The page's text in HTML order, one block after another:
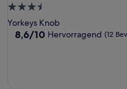
3.5-
Sterne-
Unterkunft
Yorkeys Knob
8.6
8,6/10 Hervorragend (12